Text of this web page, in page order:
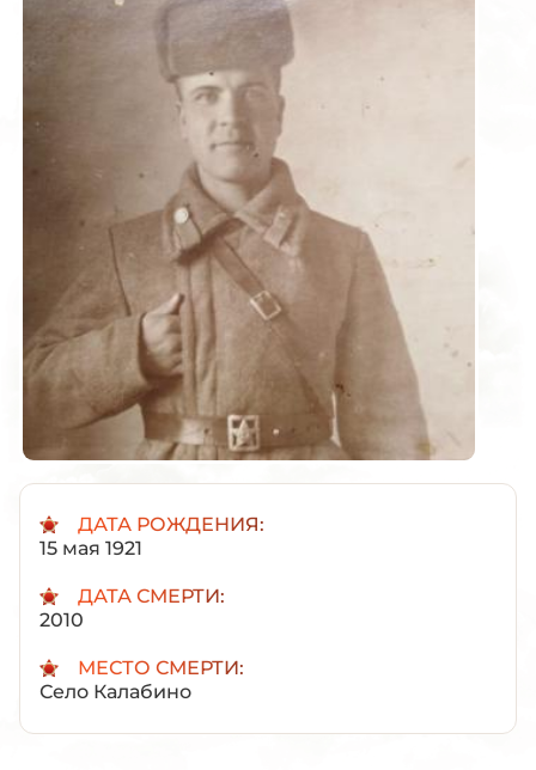
ДАТА РОЖДЕНИЯ:
15 мая 1921
ДАТА СМЕРТИ:
2010
МЕСТО СМЕРТИ:
Село Калабино